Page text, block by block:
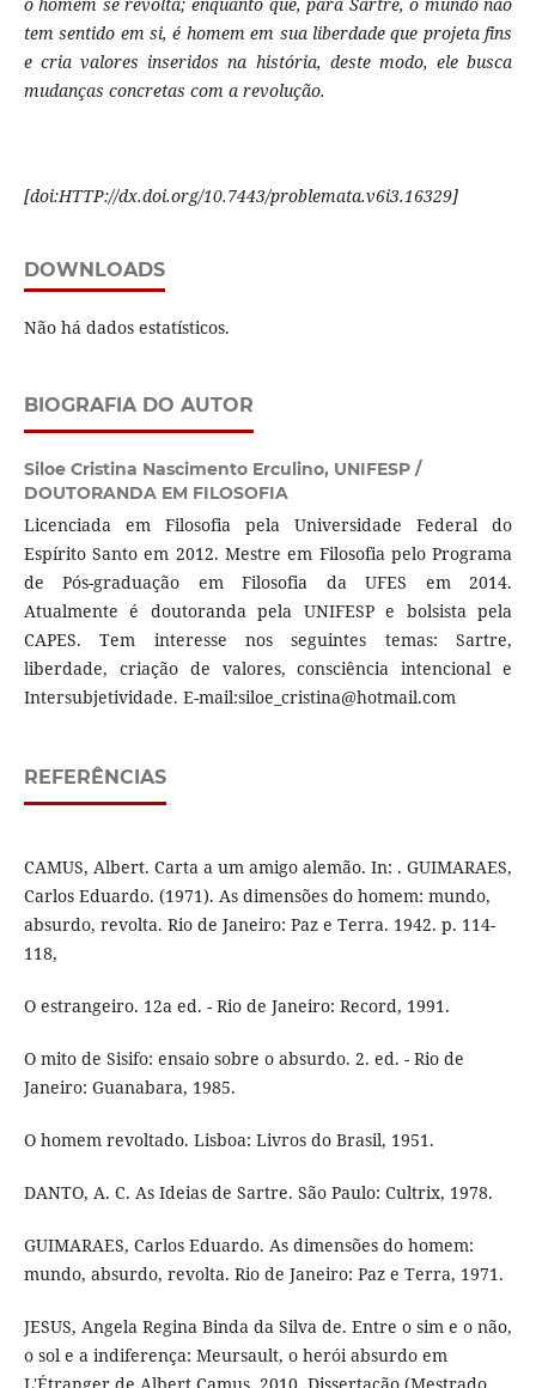
tem sentido em si, é homem em sua liberdade que projeta fins
e cria valores inseridos na história, deste modo, ele busca
mudanças concretas com a revolução.
[doi:HTTP://dx.doi.org/10.7443/problemata.v6i3.16329]
DOWNLOADS
Não há dados estatísticos.
BIOGRAFIA DO AUTOR
Siloe Cristina Nascimento Erculino, UNIFESP /
DOUTORANDA EM FILOSOFIA
Licenciada em Filosofia pela Universidade Federal do
Espírito Santo em 2012. Mestre em Filosofia pelo Programa
de Pós-graduação em Filosofia da UFES em 2014.
Atualmente é doutoranda pela UNIFESP e bolsista pela
CAPES. Tem interesse nos seguintes temas: Sartre,
liberdade, criação de valores, consciência intencional e
Intersubjetividade. E-mail:siloe_cristina@hotmail.com
REFERÊNCIAS
CAMUS, Albert. Carta a um amigo alemão. In: . GUIMARAES,
Carlos Eduardo. (1971). As dimensões do homem: mundo,
absurdo, revolta. Rio de Janeiro: Paz e Terra. 1942. p. 114-
118,
O estrangeiro. 12a ed. - Rio de Janeiro: Record, 1991.
O mito de Sisifo: ensaio sobre o absurdo. 2. ed. - Rio de
Janeiro: Guanabara, 1985.
O homem revoltado. Lisboa: Livros do Brasil, 1951.
DANTO, A. C. As Ideias de Sartre. São Paulo: Cultrix, 1978.
GUIMARAES, Carlos Eduardo. As dimensões do homem:
mundo, absurdo, revolta. Rio de Janeiro: Paz e Terra, 1971.
JESUS, Angela Regina Binda da Silva de. Entre o sim e o não,
o sol e a indiferença: Meursault, o herói absurdo em